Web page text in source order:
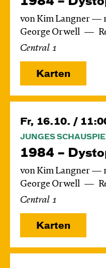
von Kim Langner —
George Orwell
Central 1
Karten
Fr, 16.10. /
JUNGES
1984 –
von Kim Langner —
George Orwell
Central 1
Karten